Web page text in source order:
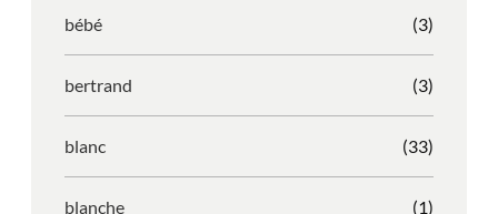
bébé (3)
bertrand (3)
blanc (33)
blanche (1)